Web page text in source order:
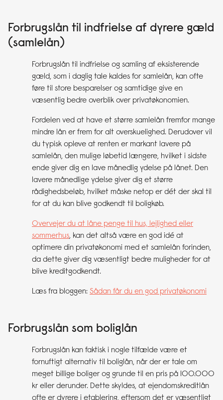
Forbrugslån til indfrielse af dyrere gæld
(samlelån)
Forbrugslån til indfrielse og samling af eksisterende
gæld, som i daglig tale kaldes for samlelån, kan ofte
føre til store besparelser og samtidige give en
væsentlig bedre overblik over privatøkonomien.
Fordelen ved at have et større samlelån fremfor mange
mindre lån er frem for alt overskuelighed. Derudover vil
du typisk opleve at renten er markant lavere på
samlelån, den mulige løbetid længere, hvilket i sidste
ende giver dig en lave månedlig ydelse på lånet. Den
lavere månedlige ydelse giver dig et større
rådighedsbeløb, hvilket måske netop er dét der skal til
for at du kan blive godkendt til boligkøb.
Overvejer du at låne penge til hus, lejlighed eller
sommerhus, kan det altså være en god idé at
optimere din privatøkonomi med et samlelån forinden,
da dette giver dig væsentligt bedre muligheder for at
blive kreditgodkendt.
Læs fra bloggen: Sådan får du en god privatøkonomi
Forbrugslån som boliglån
Forbrugslån kan faktisk i nogle tilfælde være et
fornuftigt alternativ til boliglån, når der er tale om
meget billige boliger og grunde til en pris på 100.000
kr eller derunder. Dette skyldes, at ejendomskreditlån
ofte er dyrere i etablering, eftersom det er væsentligt